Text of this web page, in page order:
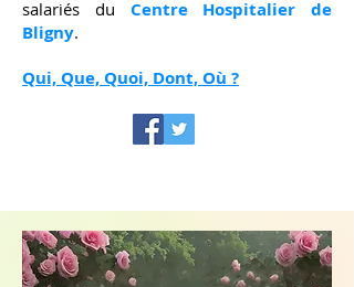
salariés du Centre Hospitalier de
Bligny.
Qui, Que, Quoi, Dont, Où ?